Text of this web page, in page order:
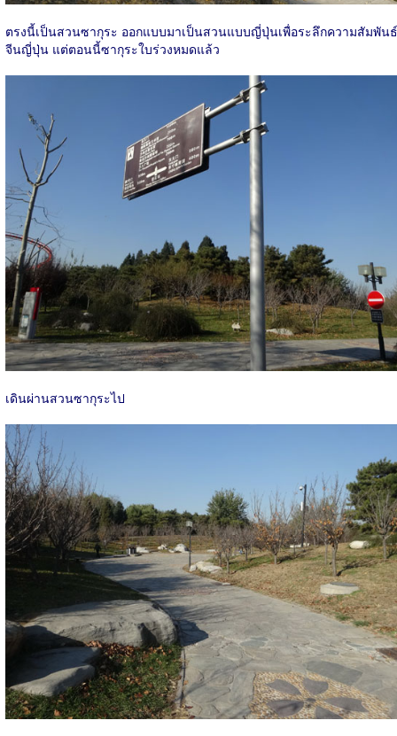
ตรงนี้เป็นสวนซากุระ ออกแบบมาเป็นสวนแบบญี่ปุ่นเพื่อระลึกความสัมพันธ์
จีนญี่ปุ่น แต่ตอนนี้ซากุระใบร่วงหมดแล้ว
เดินผ่านสวนซากุระไป